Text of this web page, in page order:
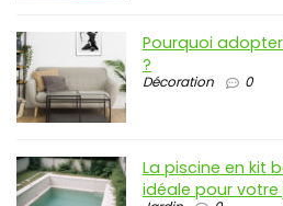
Pourquoi
?
Décoration 0
La piscine en kit
idéale pour votre